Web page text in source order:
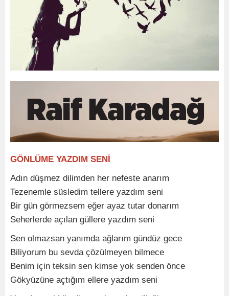
GÖNLÜME YAZDIM SENİ
Adın düşmez dilimden her nefeste anarım
Tezenemle süsledim tellere yazdım seni
Bir gün görmezsem eğer ayaz tutar donarım
Seherlerde açılan güllere yazdım seni
Sen olmazsan yanımda ağlarım gündüz gece
Biliyorum bu sevda çözülmeyen bilmece
Benim için teksin sen kimse yok senden önce
Gökyüzüne açtığım ellere yazdım seni